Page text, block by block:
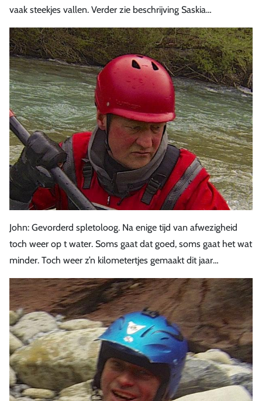
vaak steekjes vallen. Verder zie beschrijving Saskia…
John: Gevorderd spletoloog. Na enige tijd van afwezigheid
toch weer op t water. Soms gaat dat goed, soms gaat het wat
minder. Toch weer z’n kilometertjes gemaakt dit jaar…